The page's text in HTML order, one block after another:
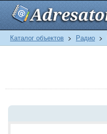
Каталог объектов > Радио >